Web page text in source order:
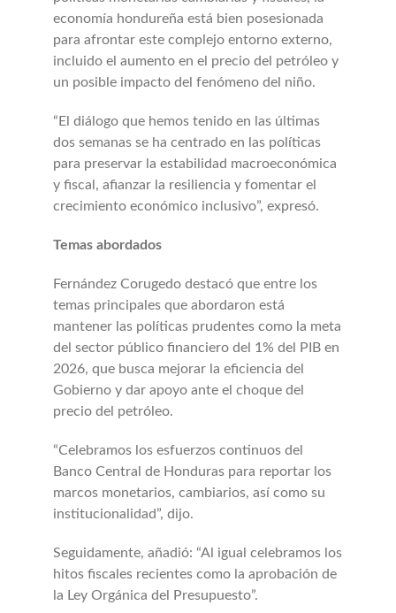
economía hondureña está bien posesionada
para afrontar este complejo entorno externo,
incluido el aumento en el precio del petróleo y
un posible impacto del fenómeno del niño.
“El diálogo que hemos tenido en las últimas
dos semanas se ha centrado en las políticas
para preservar la estabilidad macroeconómica
y fiscal, afianzar la resiliencia y fomentar el
crecimiento económico inclusivo”, expresó.
Temas abordados
Fernández Corugedo destacó que entre los
temas principales que abordaron está
mantener las políticas prudentes como la meta
del sector público financiero del 1% del PIB en
2026, que busca mejorar la eficiencia del
Gobierno y dar apoyo ante el choque del
precio del petróleo.
“Celebramos los esfuerzos continuos del
Banco Central de Honduras para reportar los
marcos monetarios, cambiarios, así como su
institucionalidad”, dijo.
Seguidamente, añadió: “Al igual celebramos los
hitos fiscales recientes como la aprobación de
la Ley Orgánica del Presupuesto”.